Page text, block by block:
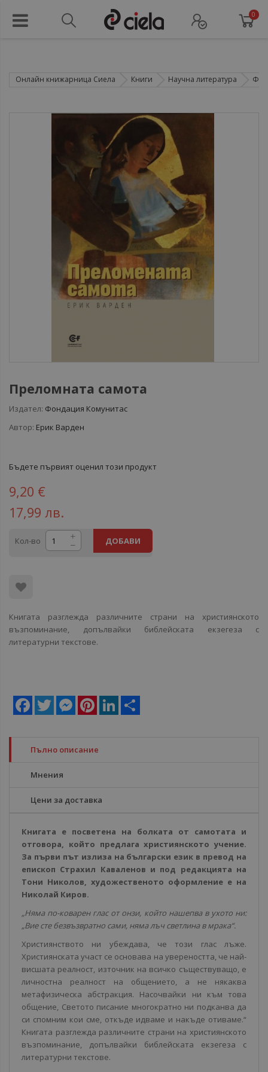
0
Онлайн книжарница Сиела Книги Научна литература
Преломната самота
Издател: Фондация Комунитас
Автор: Ерик Варден
Бъдете първият оценил този продукт
9,20 €
17,99 лв.
Кол-во ДОБАВИ
Книгата разглежда различните страни на християнското
възпоминание, допълвайки библейската екзегеза с
литературни текстове.
Facebook
Twitter MessengerPinterestLinkedIn
Пълно описание
Мнения
Цени за доставка
Книгата е посветена на болката от самотата и
отговора, който предлага християнското учение.
За първи път излиза на български език в превод на
епископ Страхил Каваленов и под редакцията на
Тони Николов, художественото оформление е на
Николай Киров.
„Няма по-коварен глас от онзи, който нашепва в ухото ни:
„Вие сте безвъзвратно сами, няма лъч светлина в мрака“.
Християнството ни убеждава, че този глас лъже.
Християнската участ се основава на увереността, че най-
висшата реалност, източник на всичко съществуващо, е
личностна реалност на общението, а не някаква
метафизическа абстракция. Насочвайки ни към това
общение, Светото писание многократно ни подканва да
си спомним кои сме, откъде идваме и накъде отиваме.“
Книгата разглежда различните страни на християнското
възпоминание, допълвайки библейската екзегеза с
литературни текстове.